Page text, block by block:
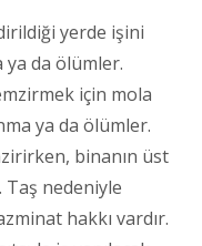
yerde işini
ya da ölümler.
için mola
ya da ölümler.
binanın üst
Taş nedeniyle
hakkı vardır.